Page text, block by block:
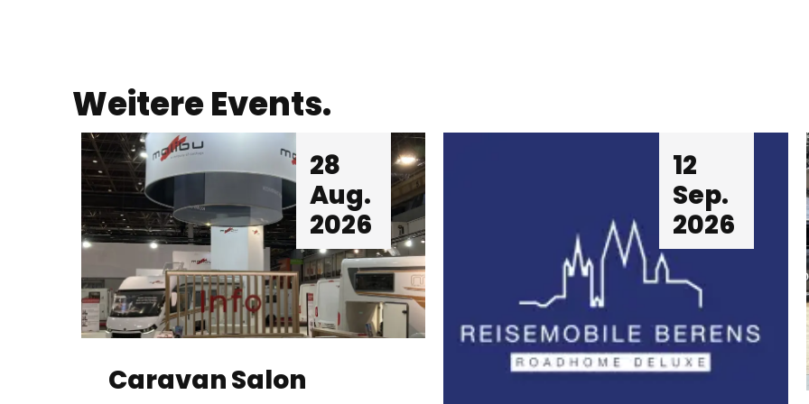
Weitere Events.
28
Aug.
2026
Caravan Salon
12
Sep.
2026